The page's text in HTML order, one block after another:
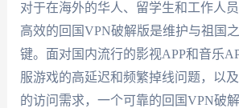
对于在海外的华人、留学生和工作人
高效的回国VPN破解版是维护与祖国
键。面对国内流行的影视APP和音乐
服游戏的高延迟和频繁掉线问题，以
的访问需求，一个可靠的回国VPN破